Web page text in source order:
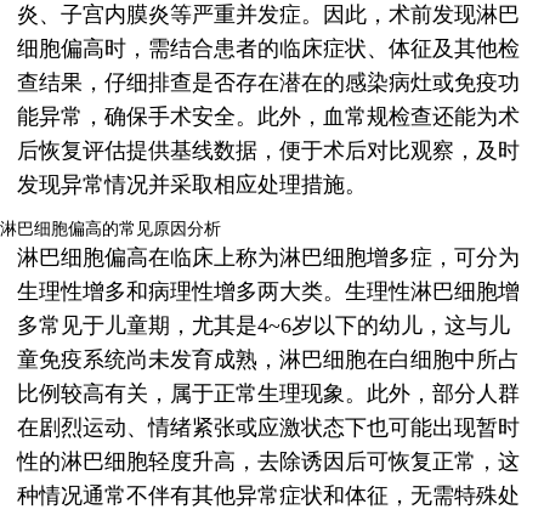
炎、子宫内膜炎等严重并发症。因此，术前发现淋巴
细胞偏高时，需结合患者的临床症状、体征及其他检
查结果，仔细排查是否存在潜在的感染病灶或免疫功
能异常，确保手术安全。此外，血常规检查还能为术
后恢复评估提供基线数据，便于术后对比观察，及时
发现异常情况并采取相应处理措施。
淋巴细胞偏高的常见原因分析
淋巴细胞偏高在临床上称为淋巴细胞增多症，可分为
生理性增多和病理性增多两大类。生理性淋巴细胞增
多常见于儿童期，尤其是4~6岁以下的幼儿，这与儿
童免疫系统尚未发育成熟，淋巴细胞在白细胞中所占
比例较高有关，属于正常生理现象。此外，部分人群
在剧烈运动、情绪紧张或应激状态下也可能出现暂时
性的淋巴细胞轻度升高，去除诱因后可恢复正常，这
种情况通常不伴有其他异常症状和体征，无需特殊处